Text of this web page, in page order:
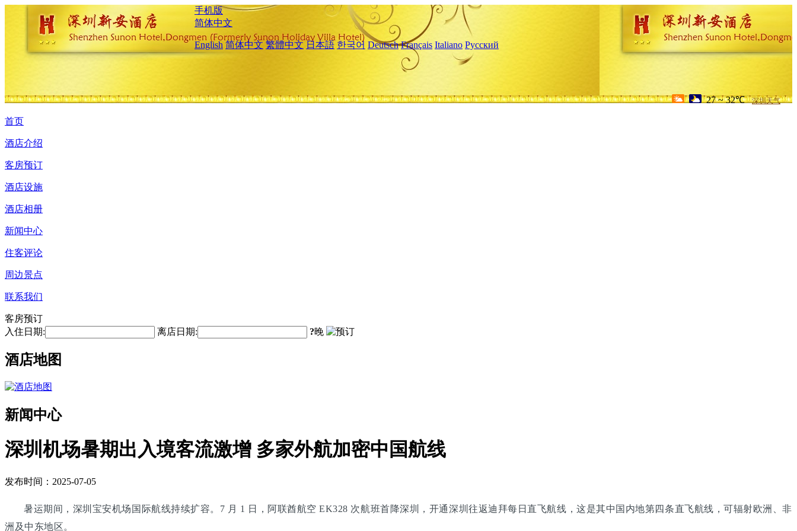
手机版
简体中文
English 简体中文 繁體中文 日本語 한국어 Deutsch Français Italiano Русский
27 ~ 32℃ 深圳天气
首页
酒店介绍
客房预订
酒店设施
酒店相册
新闻中心
住客评论
周边景点
联系我们
客房预订
入住日期:
离店日期: ?晚
酒店地图
新闻中心
深圳机场暑期出入境客流激增 多家外航加密中国航线
发布时间：2025-07-05
暑运期间，深圳宝安机场国际航线持续扩容。7 月 1 日，阿联酋航空 EK328 次航班首降深圳，开通深圳往返迪拜每日直飞航线，这是其中国内地第四条直飞航线，可辐射欧洲、非
洲及中东地区。